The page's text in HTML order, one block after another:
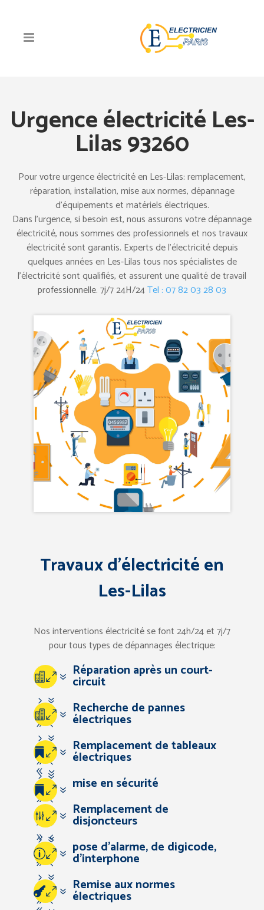
Urgence électricité Les-
Lilas 93260
Pour votre urgence électricité en Les-Lilas: remplacement,
réparation, installation, mise aux normes, dépannage
d’équipements et matériels électriques.
Dans l’urgence, si besoin est, nous assurons votre dépannage
électricité, nous sommes des professionnels et nos travaux
électricité sont garantis. Experts de l’électricité depuis
quelques années en Les-Lilas tous nos spécialistes de
l’électricité sont qualifiés, et assurent une qualité de travail
professionnelle. 7j/7 24H/24Tel : 07 82 03 28 03
Travaux d’électricité en
Les-Lilas
Nos interventions électricité se font 24h/24 et 7j/7
pour tous types de dépannages électrique:
07
57
94
67
83
Réparation après un court-
circuit
07
57
94
67
83
Recherche de pannes
électriques
07
57
94
67
83
Remplacement de tableaux
électriques
07
57
94
67
83
mise en sécurité
07
57
94
67
Remplacement de
disjoncteurs
07
57
94
pose d’alarme, de digicode,
d’interphone
07
Remise aux normes
électriques